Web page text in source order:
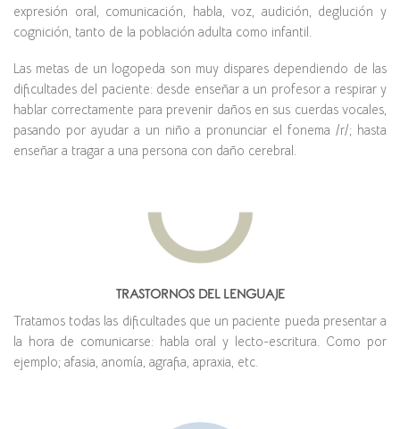
expresión oral, comunicación, habla, voz, audición, deglución y
cognición, tanto de la población adulta como infantil.
Las metas de un logopeda son muy dispares dependiendo de las
dificultades del paciente: desde enseñar a un profesor a respirar y
hablar correctamente para prevenir daños en sus cuerdas vocales,
pasando por ayudar a un niño a pronunciar el fonema /r/; hasta
enseñar a tragar a una persona con daño cerebral.
TRASTORNOS DEL LENGUAJE
Tratamos todas las dificultades que un paciente pueda presentar a
la hora de comunicarse: habla oral y lecto-escritura. Como por
ejemplo; afasia, anomía, agrafia, apraxia, etc.